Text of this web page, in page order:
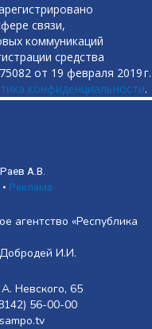
связи,
коммуникаций
средства
от 19 февраля 2019 г.
конфиденциальности.
А.В.
• Реклама
агентство «Республика
И.И.
Невского, 65
56-00-00